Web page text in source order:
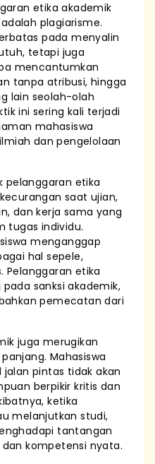
etika akademik
plagiarisme.
pada menyalin
tetapi juga
mencantumkan
tanpa atribusi, hingga
lain seolah-olah
ini sering kali terjadi
mahasiswa
dan pengelolaan
pelanggaran etika
saat ujian,
dan kerja sama yang
tugas individu.
menganggap
hal sepele,
Pelanggaran etika
sanksi akademik,
pemecatan dari
juga merugikan
Mahasiswa
pintas tidak akan
berpikir kritis dan
ketika
melanjutkan studi,
tantangan
kompetensi nyata.